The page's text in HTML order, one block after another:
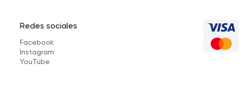
Redes sociales
Facebook
Instagram
YouTube